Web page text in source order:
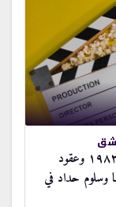
«السوريون الأعداء» يُشعل الجدل: مجزرة حماة ١٩٨٢ وعقود
وسلوم حداد في